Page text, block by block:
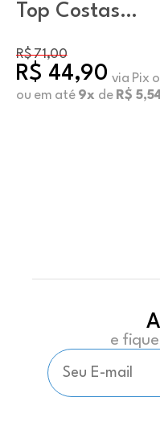
Top Costas
Elixir
R$ 71,00
R$ 44,90 via Pix
ou em até 9x de R$
e